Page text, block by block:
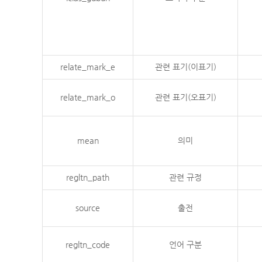
relate_mark_e 관련 표기(이표기)
relate_mark_o 관련 표기(오표기)
mean 의미
regltn_path 관련 규정
source 출전
regltn_code 언어 구분